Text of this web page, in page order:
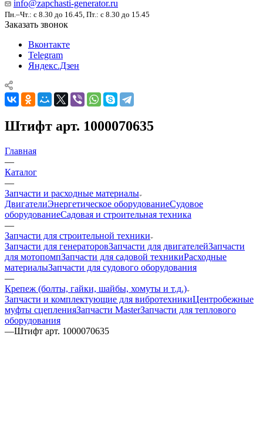
info@zapchasti-generator.ru
Пн.–Чт.: с 8.30 до 16.45, Пт.: с 8.30 до 15.45
Заказать звонок
Вконтакте
Telegram
Яндекс.Дзен
Штифт арт. 1000070635
Главная
—
Каталог
—
Запчасти и расходные материалы
ДвигателиЭнергетическое оборудованиеСудовое
оборудованиеСадовая и строительная техника
—
Запчасти для строительной техники
Запчасти для генераторовЗапчасти для двигателейЗапчасти
для мотопомпЗапчасти для садовой техникиРасходные
материалыЗапчасти для судового оборудования
—
Крепеж (болты, гайки, шайбы, хомуты и т.д.)
Запчасти и комплектующие для вибротехникиЦентробежные
муфты сцепленияЗапчасти MasterЗапчасти для теплового
оборудования
—Штифт арт. 1000070635